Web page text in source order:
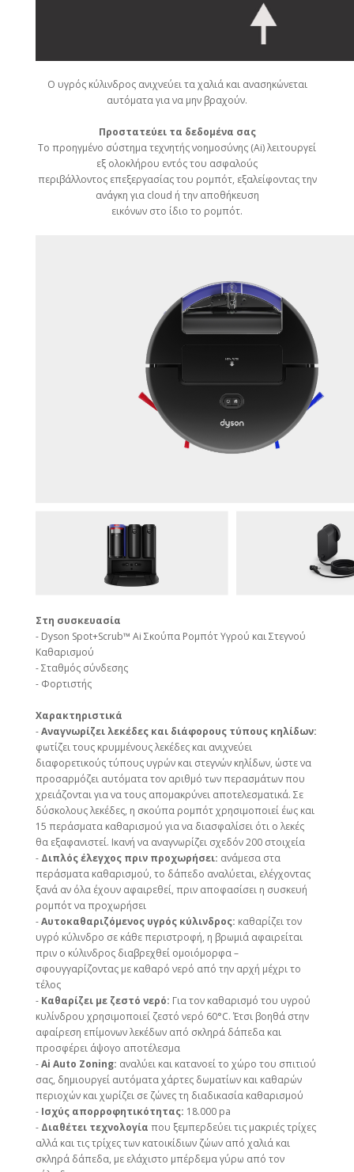
Ο υγρός κύλινδρος ανιχνεύει τα χαλιά και ανασηκώνεται
αυτόματα για να μην βραχούν.
Προστατεύει τα δεδομένα σας
Το προηγμένο σύστημα τεχνητής νοημοσύνης (Ai) λειτουργεί
εξ ολοκλήρου εντός του ασφαλούς
περιβάλλοντος επεξεργασίας του ρομπότ, εξαλείφοντας την
ανάγκη για cloud ή την αποθήκευση
εικόνων στο ίδιο το ρομπότ.
Στη συσκευασία
- Dyson Spot+Scrub™ Ai Σκούπα Ρομπότ Υγρού και Στεγνού
Καθαρισμού
- Σταθμός σύνδεσης
- Φορτιστής
Χαρακτηριστικά
-Αναγνωρίζει λεκέδες και διάφορους τύπους κηλίδων:
φωτίζει τους κρυμμένους λεκέδες και ανιχνεύει
διαφορετικούς τύπους υγρών και στεγνών κηλίδων, ώστε να
προσαρμόζει αυτόματα τον αριθμό των περασμάτων που
χρειάζονται για να τους απομακρύνει αποτελεσματικά. Σε
δύσκολους λεκέδες, η σκούπα ρομπότ χρησιμοποιεί έως και
15 περάσματα καθαρισμού για να διασφαλίσει ότι ο λεκές
θα εξαφανιστεί. Ικανή να αναγνωρίζει σχεδόν 200 στοιχεία
- Διπλός έλεγχος πριν προχωρήσει: ανάμεσα στα
περάσματα καθαρισμού, το δάπεδο αναλύεται, ελέγχοντας
ξανά αν όλα έχουν αφαιρεθεί, πριν αποφασίσει η συσκευή
ρομπότ να προχωρήσει
-Αυτοκαθαριζόμενος υγρός κύλινδρος: καθαρίζει τον
υγρό κύλινδρο σε κάθε περιστροφή, η βρωμιά αφαιρείται
πριν ο κύλινδρος διαβρεχθεί ομοιόμορφα –
σφουγγαρίζοντας με καθαρό νερό από την αρχή μέχρι το
τέλος
- Καθαρίζει με ζεστό νερό: Για τον καθαρισμό του υγρού
κυλίνδρου χρησιμοποιεί ζεστό νερό 60°C. Έτσι βοηθά στην
αφαίρεση επίμονων λεκέδων από σκληρά δάπεδα και
προσφέρει άψογο αποτέλεσμα
-Ai Auto Zoning: αναλύει και κατανοεί το χώρο του σπιτιού
σας, δημιουργεί αυτόματα χάρτες δωματίων και καθαρών
περιοχών και χωρίζει σε ζώνες τη διαδικασία καθαρισμού
- Ισχύς απορροφητικότητας: 18.000 pa
- Διαθέτει τεχνολογία που ξεμπερδεύει τις μακριές τρίχες
αλλά και τις τρίχες των κατοικίδιων ζώων από χαλιά και
σκληρά δάπεδα, με ελάχιστο μπέρδεμα γύρω από τον